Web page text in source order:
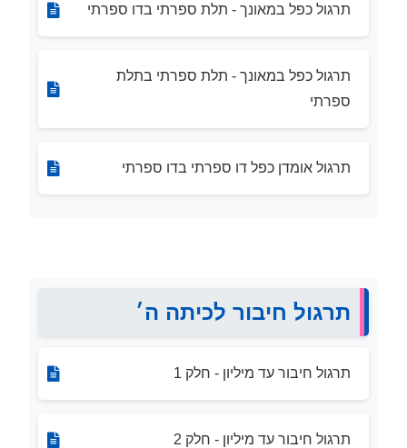
תרגול כפל במאונך - תלת ספרתי בדו ספרתי
תרגול כפל במאונך - תלת ספרתי בתלת
ספרתי
תרגול אומדן כפל דו ספרתי בדו ספרתי
תרגול חיבור לכיתה ה׳
תרגול חיבור עד מיליון - חלק 1
תרגול חיבור עד מיליון - חלק 2